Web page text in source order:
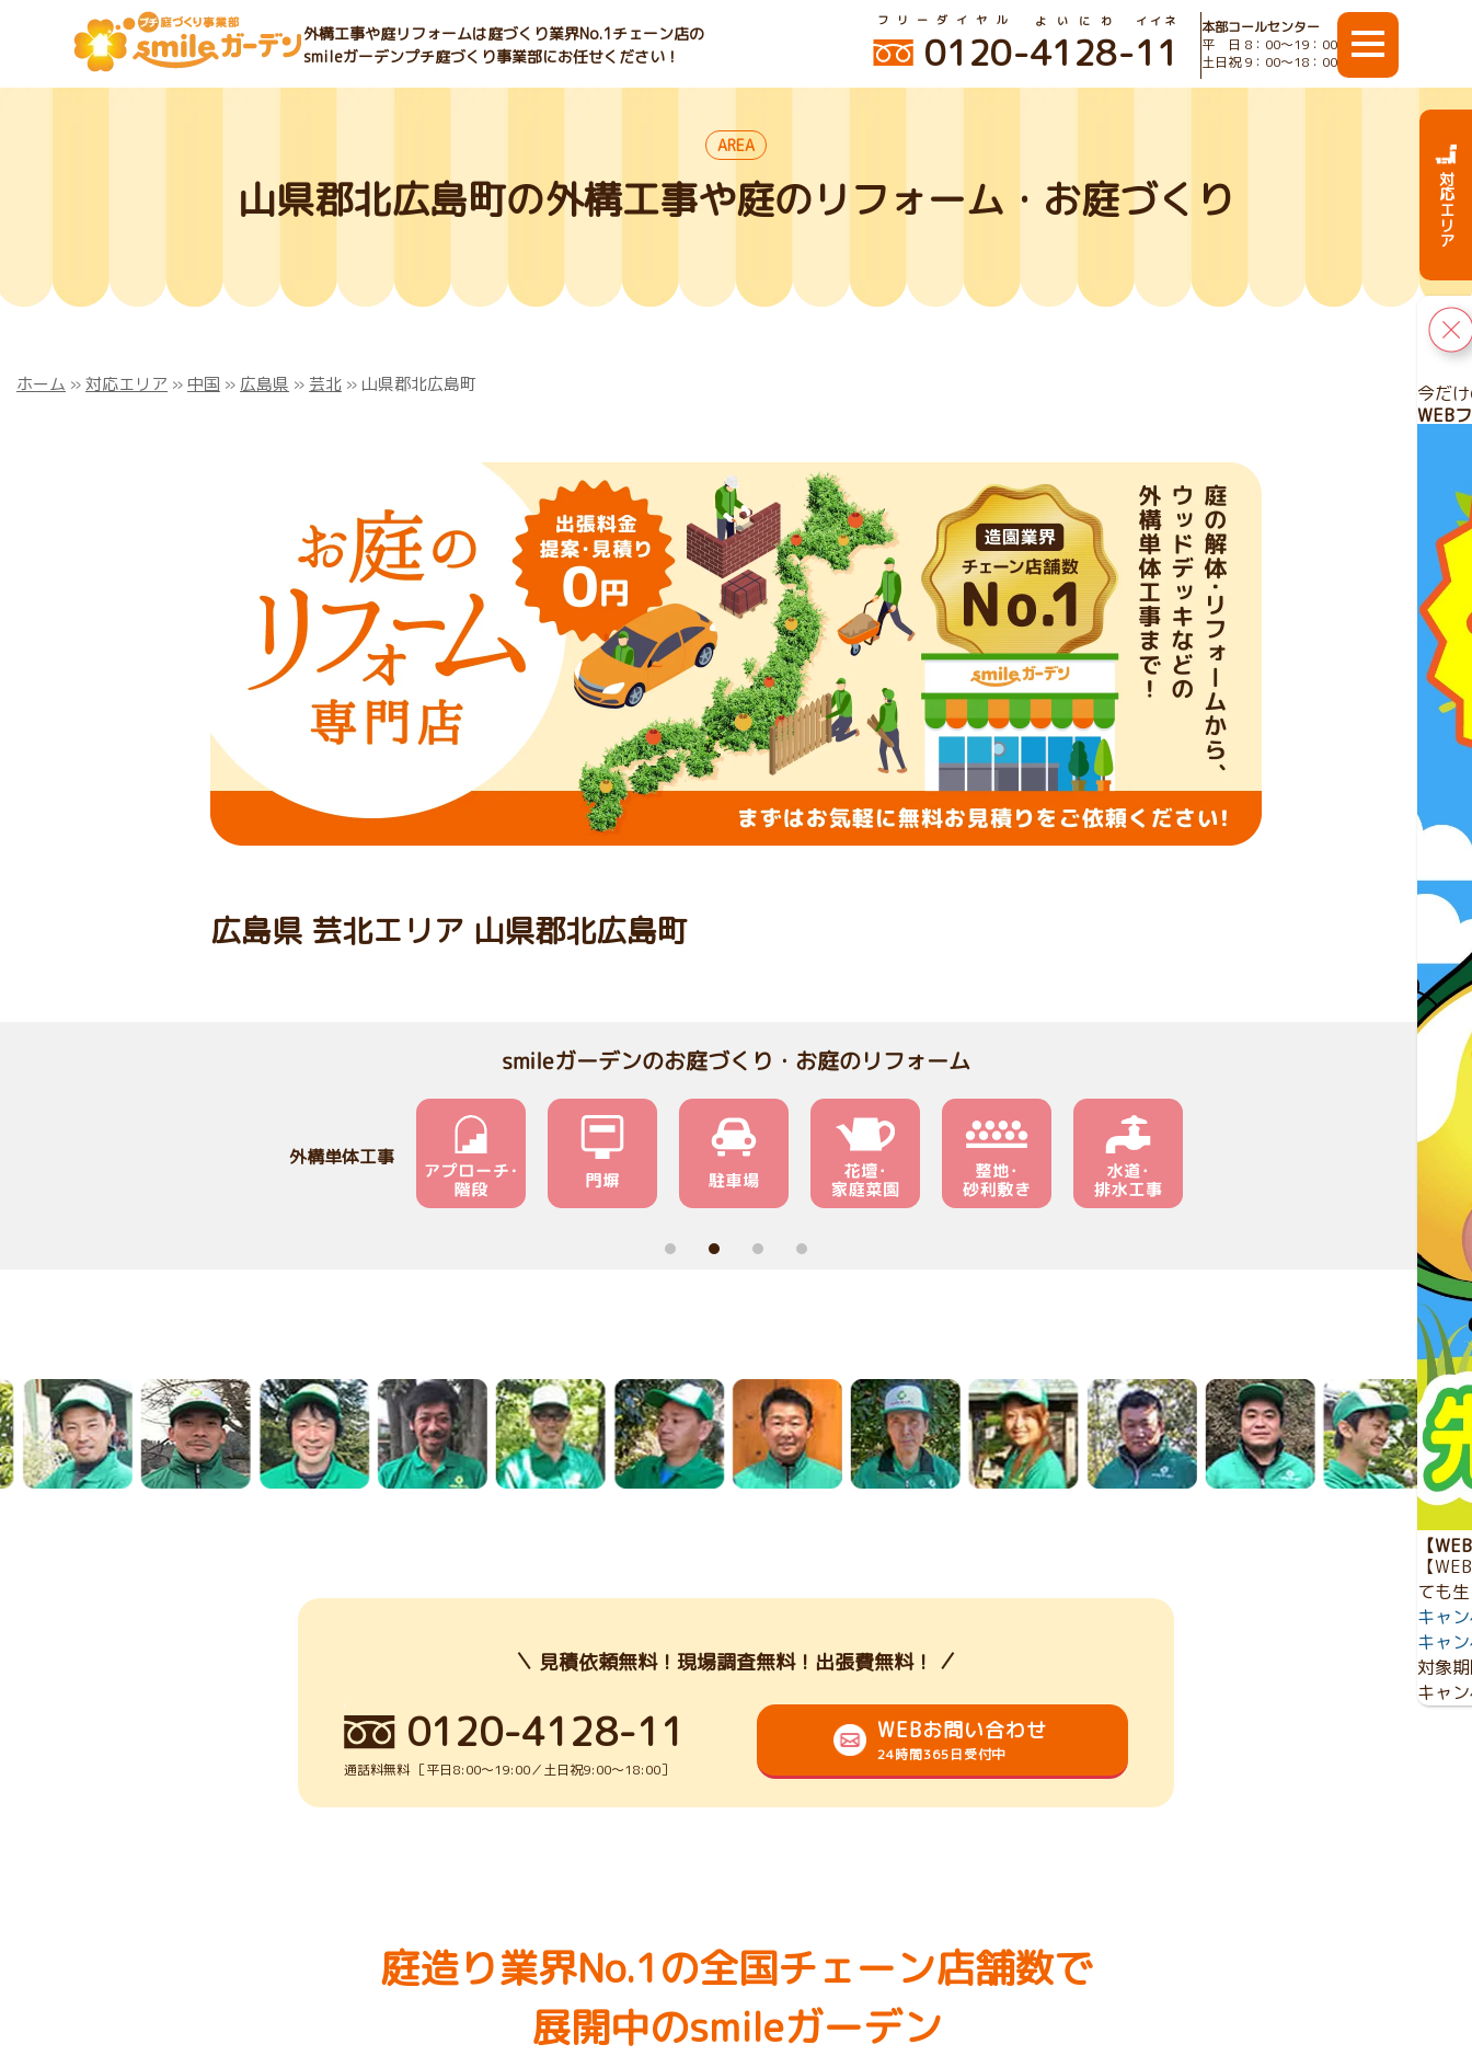
外構工事や庭リフォームは庭づくり業界No.1チェーン店の
smileガーデンプチ庭づくり事業部にお任せください！
0120
フリーダイヤル
-4128
よいにわ
-11
イイネ
本部コールセンター
平 日 8：00〜19：00
土日祝 9：00〜18：00
AREA
山県郡北広島町の外構工事や庭のリフォーム・お庭づくり
ホーム »対応エリア » 中国 » 広島県 » 芸北 » 山県郡北広島町
広島県 芸北エリア 山県郡北広島町
smileガーデンのお庭づくり・お庭のリフォーム
外構単体工事
見積依頼無料！現場調査無料！出張費無料！
0120-4128-11
通話料無料 ［平日8:00～19:00／土日祝9:00～18:00］
WEBお問い合わせ
24時間365日受付中
庭造り業界No.1の全国チェーン店舗数で
展開中のsmileガーデン
対応エリア
今だ
WEB
【
【
ても
キャ
キャ
対象
キャ